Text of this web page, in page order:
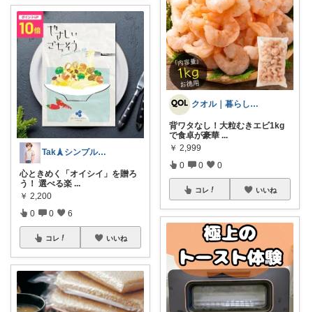
Tak🗼シンプルで健康的な暮らし
心ときめく「オイシイ」を贈ろ
う！ 選べる楽 ...
￥ 2,200
0 0 6
コレ いいね
クオル｜暮らしの「質」爆上げ🈁
背ワタなし！大粒むきエビ1kg
で食卓が豪華 ...
￥ 2,999
0 0 0
コレ いいね